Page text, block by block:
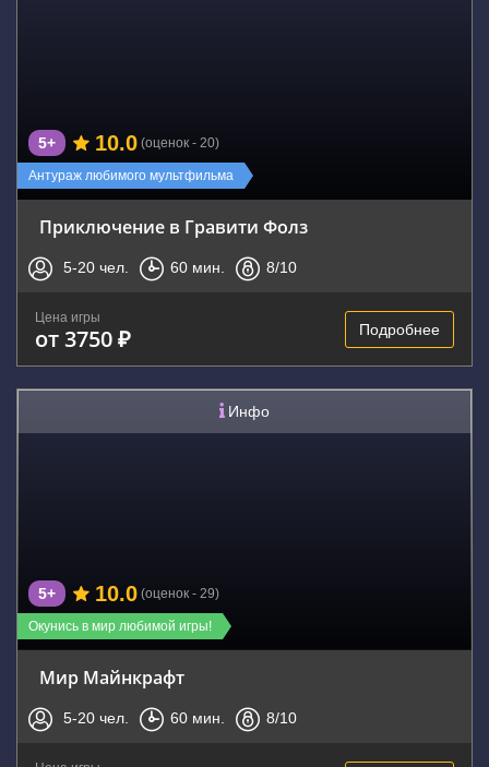
Антураж любимого мультфильма
5+ 10.0 (оценок - 20)
Приключение в Гравити Фолз
5-20 чел. 60 мин. 8/10
Цена игры
от 3750 ₽ Подробнее
Инфо
Окунись в мир любимой игры!
5+ 10.0 (оценок - 29)
Мир Майнкрафт
5-20 чел. 60 мин. 8/10